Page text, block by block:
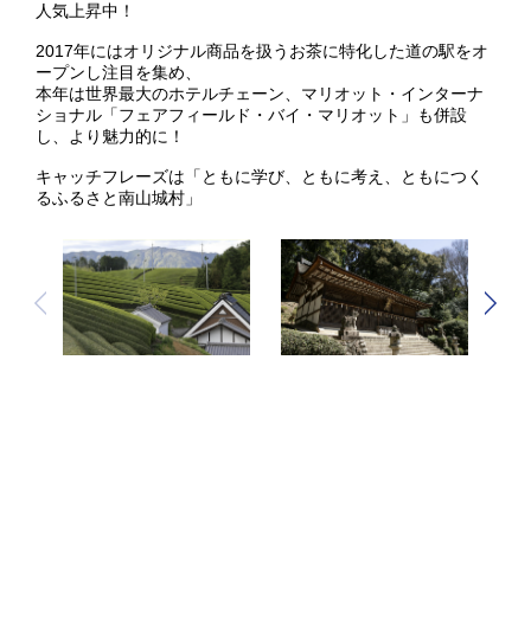
人気上昇中！
2017年にはオリジナル商品を扱うお茶に特化した道の駅をオ
ープンし注目を集め、
本年は世界最大のホテルチェーン、マリオット・インターナ
ショナル「フェアフィールド・バイ・マリオット」も併設
し、より魅力的に！
キャッチフレーズは「ともに学び、ともに考え、ともにつく
るふるさと南山城村」